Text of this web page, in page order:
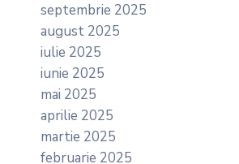
septembrie 2025
august 2025
iulie 2025
iunie 2025
mai 2025
aprilie 2025
martie 2025
februarie 2025